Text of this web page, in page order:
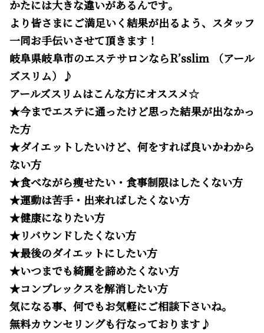
かたには大きな違いがあるんです。
より皆さまにご満足いく結果が出るよう、スタッフ
一同お手伝いさせて頂きます！
岐阜県岐阜市のエステサロンならR’sslim （アール
ズスリム）♪
アールズスリムはこんな方にオススメ☆
★今までエステに通ったけど思った結果が出なかっ
た方
★ダイエットしたいけど、何をすれば良いかわから
ない方
★食べながら痩せたい・食事制限はしたくない方
★運動は苦手・出来ればしたくない方
★健康になりたい方
★リバウンドしたくない方
★最後のダイエットにしたい方
★いつまでも綺麗を諦めたくない方
★コンプレックスを解消したい方
気になる事、何でもお気軽にご相談下さいね。
無料カウンセリングも行なっております♪